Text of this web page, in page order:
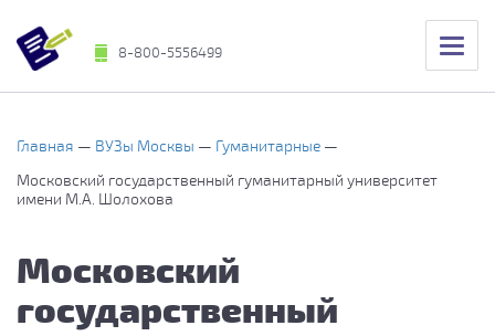
8-800-5556499
Главная ВУЗы Москвы
Гуманитарные
Московский государственный гуманитарный университет
имени М.А. Шолохова
Московский
государственный